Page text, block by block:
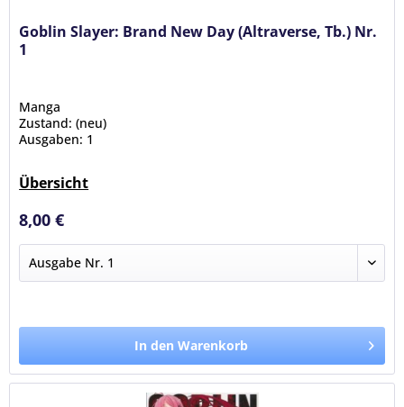
Goblin Slayer: Brand New Day (Altraverse, Tb.) Nr.
1
Manga
Zustand: (neu)
Ausgaben: 1
Übersicht
8,00 €
In den Warenkorb